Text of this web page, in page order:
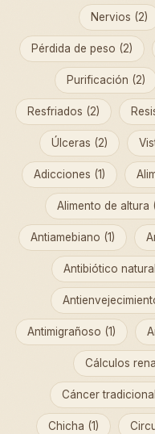
Nervios (2)
Pérdida de peso (2)
Purificación (2)
Resfriados (2)
Úlceras (2)
Adicciones (1)
Alimento de altura
Antiamebiano (1)
Antibiótico
Antimigrañoso (1)
Cálculos
Cáncer
Chicha (1)